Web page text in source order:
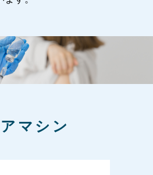
マシン